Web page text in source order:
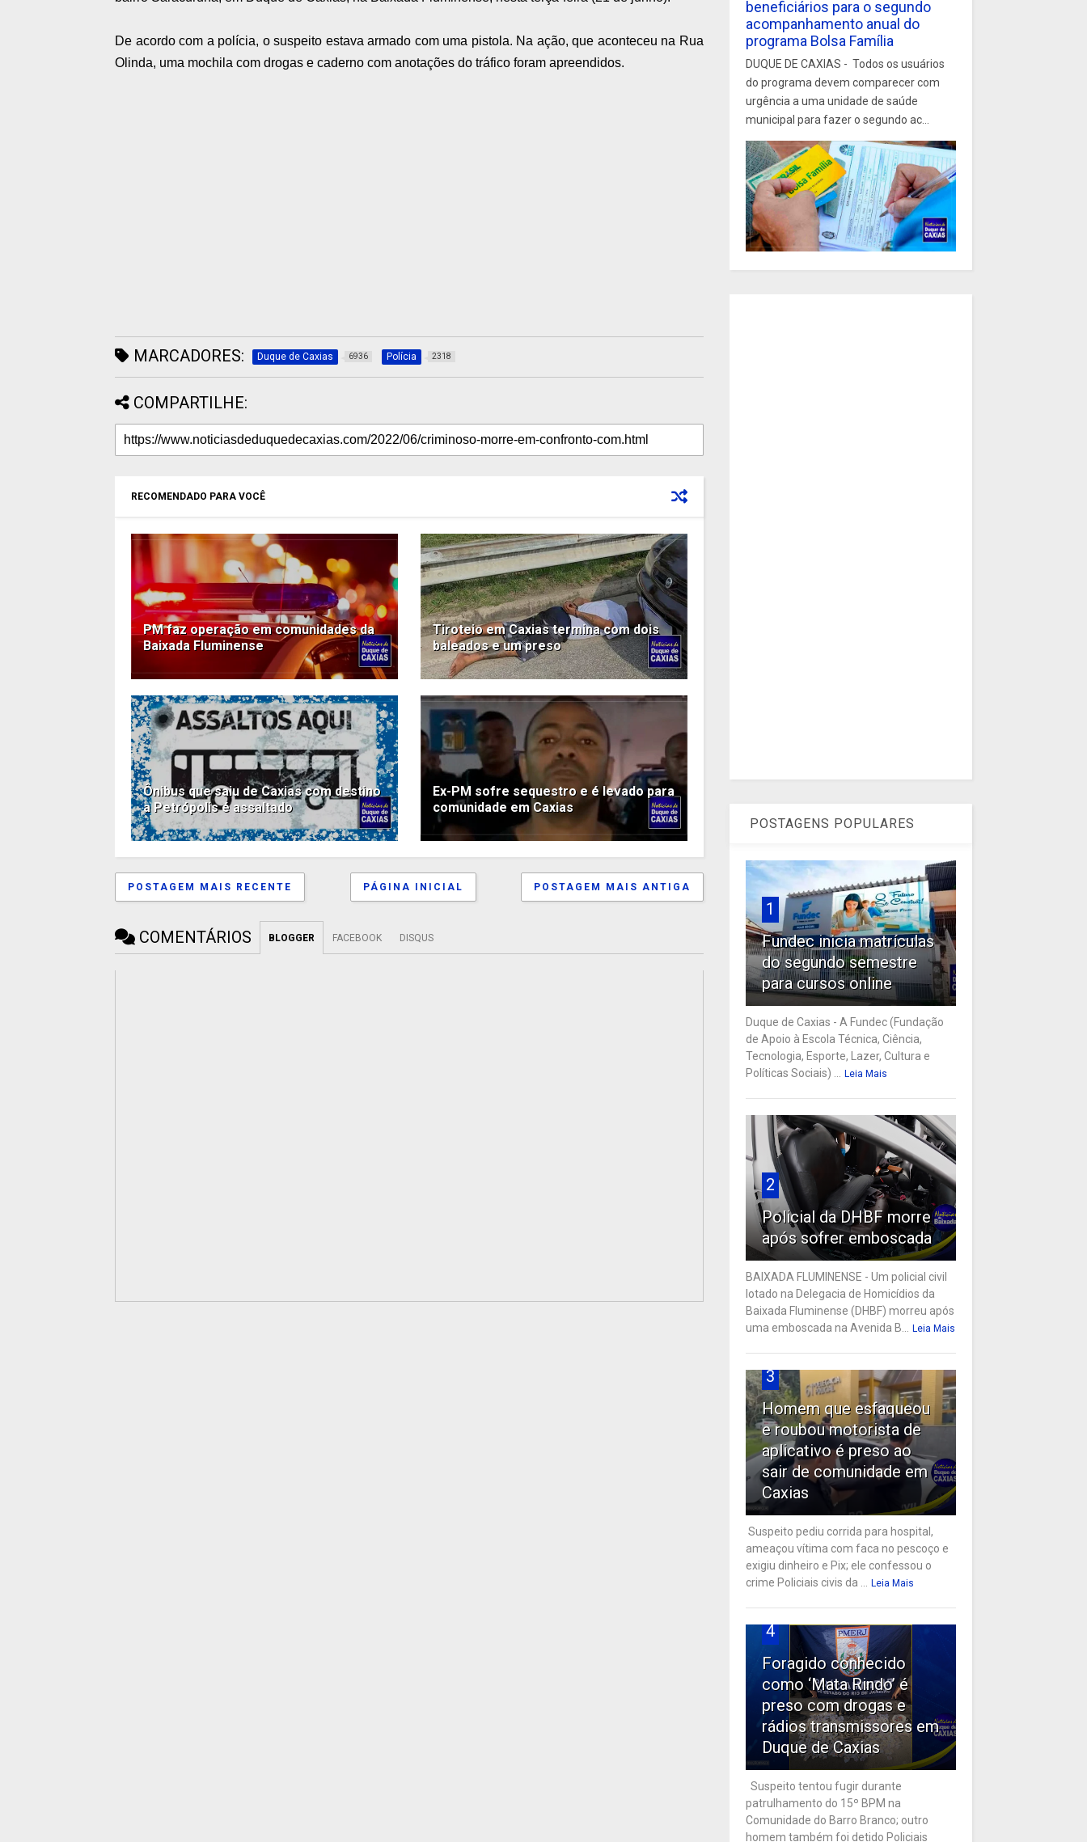
De acordo com a polícia, o suspeito estava armado com uma pistola. Na ação, que aconteceu na Rua
Olinda, uma mochila com drogas e caderno com anotações do tráfico foram apreendidos.
MARCADORES: Duque de Caxias 6936 Polícia 2318
COMPARTILHE:
RECOMENDADO PARA VOCÊ
PM faz operação em comunidades da
Baixada Fluminense
Tiroteio em Caxias termina com dois
baleados e um preso
Ônibus que saiu de Caxias com destino
a Petrópolis é assaltado
Ex-PM sofre sequestro e é levado para
comunidade em Caxias
POSTAGEM MAIS RECENTE POSTAGEM MAIS ANTIGA
PÁGINA INICIAL
COMENTÁRIOS BLOGGER FACEBOOK DISQUS
beneficiários para o segundo
acompanhamento anual do
programa Bolsa Família
DUQUE DE CAXIAS - Todos os usuários
do programa devem comparecer com
urgência a uma unidade de saúde
municipal para fazer o segundo ac...
POSTAGENS POPULARES
1
Fundec inicia matrículas
do segundo semestre
para cursos online
Duque de Caxias - A Fundec (Fundação
de Apoio à Escola Técnica, Ciência,
Tecnologia, Esporte, Lazer, Cultura e
Políticas Sociais) ...
Leia Mais
2
Policial da DHBF morre
após sofrer emboscada
BAIXADA FLUMINENSE - Um policial civil
lotado na Delegacia de Homicídios da
Baixada Fluminense (DHBF) morreu após
uma emboscada na Avenida B...
Leia Mais
3
Homem que esfaqueou
e roubou motorista de
aplicativo é preso ao
sair de comunidade em
Caxias
Suspeito pediu corrida para hospital,
ameaçou vítima com faca no pescoço e
exigiu dinheiro e Pix; ele confessou o
crime Policiais civis da ...
Leia Mais
4
Foragido conhecido
como ‘Mata Rindo’ é
preso com drogas e
rádios transmissores em
Duque de Caxias
Suspeito tentou fugir durante
patrulhamento do 15º BPM na
Comunidade do Barro Branco; outro
homem também foi detido Policiais